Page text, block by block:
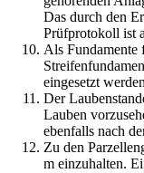
Das durch den
Prüfprotokoll ist
Als Fundamente
eingesetzt
Der
Lauben
ebenfalls nach
Zu den
m einzuhalten.